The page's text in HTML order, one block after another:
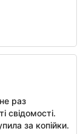
раз
свідомості.
за копійки.